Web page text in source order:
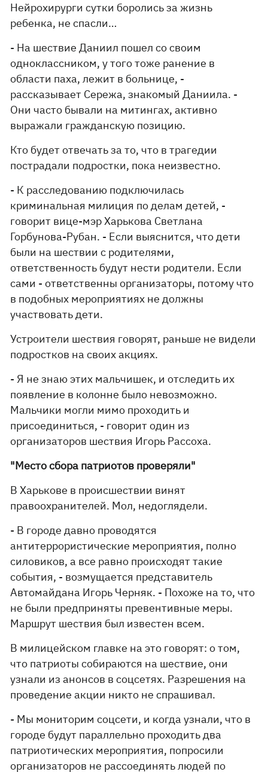
Нейрохирурги сутки боролись за жизнь
ребенка, не спасли…
- На шествие Даниил пошел со своим
одноклассником, у того тоже ранение в
области паха, лежит в больнице, -
рассказывает Сережа, знакомый Даниила. -
Они часто бывали на митингах, активно
выражали гражданскую позицию.
Кто будет отвечать за то, что в трагедии
пострадали подростки, пока неизвестно.
- К расследованию подключилась
криминальная милиция по делам детей, -
говорит вице-мэр Харькова Светлана
Горбунова-Рубан. - Если выяснится, что дети
были на шествии с родителями,
ответственность будут нести родители. Если
сами - ответственны организаторы, потому что
в подобных мероприятиях не должны
участвовать дети.
Устроители шествия говорят, раньше не видели
подростков на своих акциях.
- Я не знаю этих мальчишек, и отследить их
появление в колонне было невозможно.
Мальчики могли мимо проходить и
присоединиться, - говорит один из
организаторов шествия Игорь Рассоха.
"Место сбора патриотов проверяли"
В Харькове в происшествии винят
правоохранителей. Мол, недоглядели.
- В городе давно проводятся
антитеррористические мероприятия, полно
силовиков, а все равно происходят такие
события, - возмущается представитель
Автомайдана Игорь Черняк. - Похоже на то, что
не были предприняты превентивные меры.
Маршрут шествия был известен всем.
В милицейском главке на это говорят: о том,
что патриоты собираются на шествие, они
узнали из анонсов в соцсетях. Разрешения на
проведение акции никто не спрашивал.
- Мы мониторим соцсети, и когда узнали, что в
городе будут параллельно проходить два
патриотических мероприятия, попросили
организаторов не рассоединять людей по